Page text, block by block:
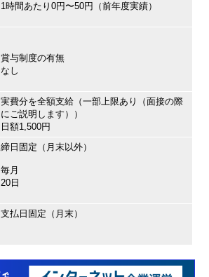
1時間あたり0円〜50円（前年度実績）
賞与制度の有無
なし
実費分を全額支給（一部上限あり（面接の際
にご説明します））
日額1,500円
締日固定（月末以外）
毎月
20日
支払日固定（月末）